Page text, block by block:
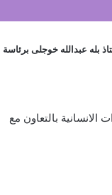
بله عبدالله خوجلى برئاسة
الانسانية بالتعاون مع